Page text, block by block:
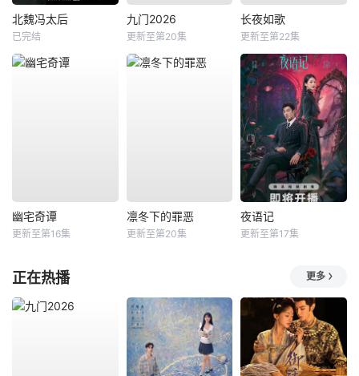
北魏冯太后
已完结
九门2026
更新至第20集
长夜如歌
更新至第22集
幽宅奇谭
更新至第16集
凛冬下的罪恶
更新至第20集
夜语记
更新至第17集
正在热播 更多